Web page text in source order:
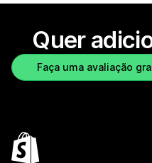
Quer
Faça uma avaliação